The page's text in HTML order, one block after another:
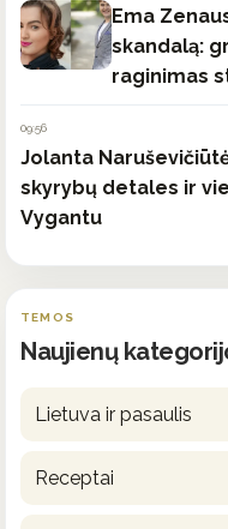
Ema
skandalą:
raginimas
09:56
Jolanta
skyrybų detales ir
Vygantu
TEMOS
Naujienų
Lietuva ir pasaulis
Receptai